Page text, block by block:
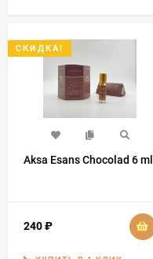
СКИДКА!
Aksa Esans Chocolad 6 ml
240₽